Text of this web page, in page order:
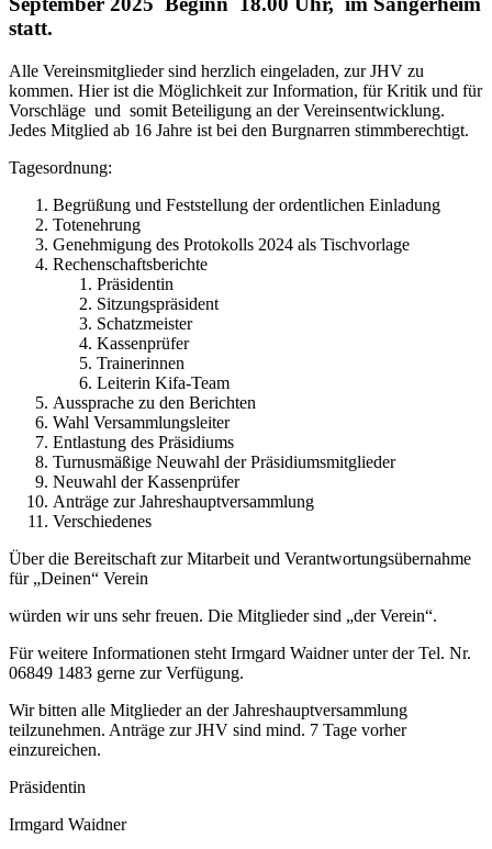
statt.
Alle Vereinsmitglieder sind herzlich eingeladen, zur JHV zu
kommen. Hier ist die Möglichkeit zur Information, für Kritik und für
Vorschläge und somit Beteiligung an der Vereinsentwicklung.
Jedes Mitglied ab 16 Jahre ist bei den Burgnarren stimmberechtigt.
Tagesordnung:
Begrüßung und Feststellung der ordentlichen Einladung
Totenehrung
Genehmigung des Protokolls 2024 als Tischvorlage
Rechenschaftsberichte
Präsidentin
Sitzungspräsident
Schatzmeister
Kassenprüfer
Trainerinnen
Leiterin Kifa-Team
Aussprache zu den Berichten
Wahl Versammlungsleiter
Entlastung des Präsidiums
Turnusmäßige Neuwahl der Präsidiumsmitglieder
Neuwahl der Kassenprüfer
Anträge zur Jahreshauptversammlung
Verschiedenes
Über die Bereitschaft zur Mitarbeit und Verantwortungsübernahme
für „Deinen“ Verein
würden wir uns sehr freuen. Die Mitglieder sind „der Verein“.
Für weitere Informationen steht Irmgard Waidner unter der Tel. Nr.
06849 1483 gerne zur Verfügung.
Wir bitten alle Mitglieder an der Jahreshauptversammlung
teilzunehmen. Anträge zur JHV sind mind. 7 Tage vorher
einzureichen.
Präsidentin
Irmgard Waidner